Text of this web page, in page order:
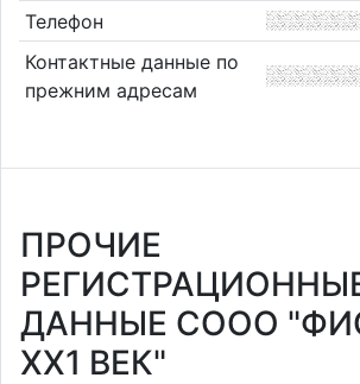
Телефон
Контактные данные по
прежним адресам
ПРОЧИЕ
ДАННЫЕ СООО
XX1 ВЕК"